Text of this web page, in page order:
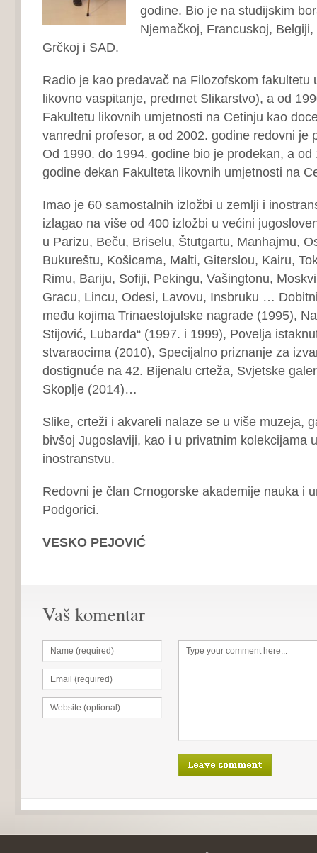
godine. Bio je na studijskim
Njemačkoj, Francuskoj,
Grčkoj i SAD.
Radio je kao predavač na Filozofskom fakultetu
likovno vaspitanje, predmet Slikarstvo), a od
Fakultetu likovnih umjetnosti na Cetinju kao
vanredni profesor, a od 2002. godine redovni je
Od 1990. do 1994. godine bio je prodekan, a od
godine dekan Fakulteta likovnih umjetnosti na
Imao je 60 samostalnih izložbi u zemlji i
izlagao na više od 400 izložbi u većini
u Parizu, Beču, Briselu, Štutgartu, Manhajmu,
Bukureštu, Košicama, Malti, Giterslou, Kairu,
Rimu, Bariju, Sofiji, Pekingu, Vašingtonu,
Gracu, Lincu, Odesi, Lavovu, Insbruku …
među kojima Trinaestojulske nagrade (1995),
Stijović, Lubarda“ (1997. i 1999), Povelja
stvaraocima (2010), Specijalno priznanje za
dostignuće na 42. Bijenalu crteža, Svjetske
Skoplje (2014)…
Slike, crteži i akvareli nalaze se u više muzeja,
bivšoj Jugoslaviji, kao i u privatnim kolekcijama
inostranstvu.
Redovni je član Crnogorske akademije nauka i
Podgorici.
VESKO PEJOVIĆ
Vaš komentar